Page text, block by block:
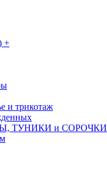
+
и трикотаж
ТУНИКИ и СОРОЧКИ